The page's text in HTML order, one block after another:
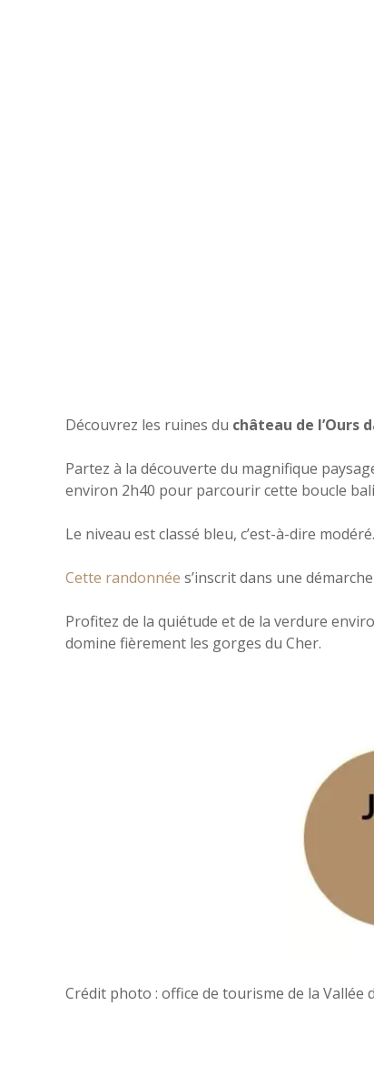
Découvrez les ruines du château de l’Ours
Partez à la découverte du magnifique
environ 2h40 pour parcourir cette boucle
Le niveau est classé bleu, c’est-à-dire modéré.
Cette randonnée s’inscrit dans une
Profitez de la quiétude et de la verdure
domine fièrement les gorges du Cher.
Crédit photo : office de tourisme de la Vallée